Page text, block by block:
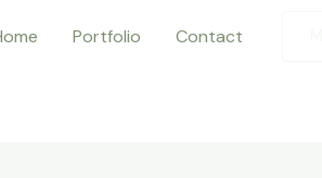
Portfolio Contact